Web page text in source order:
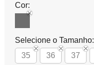
Cor:
Selecione o Tamanho:
35
36 37